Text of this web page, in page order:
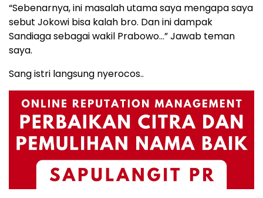
“Sebenarnya, ini masalah utama saya mengapa saya
sebut Jokowi bisa kalah bro. Dan ini dampak
Sandiaga sebagai wakil Prabowo…” Jawab teman
saya.
Sang istri langsung nyerocos..